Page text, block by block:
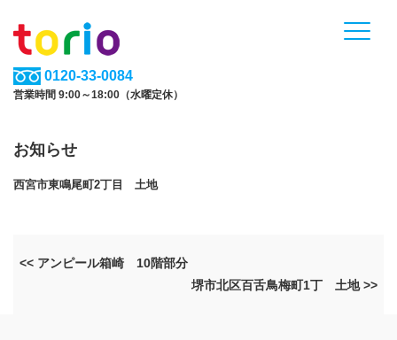
0120-33-0084
営業時間 9:00～18:00（水曜定休）
お知らせ
西宮市東鳴尾町2丁目 土地
<< アンピール箱崎 10階部分
堺市北区百舌鳥梅町1丁 土地 >>